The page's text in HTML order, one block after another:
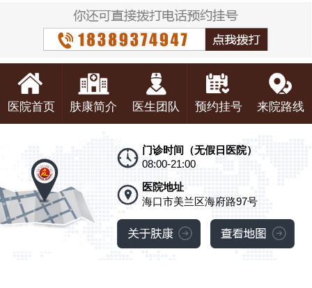
医院首页 肤康简介 医生团队 预约挂号 来院路线
门诊时间（无假日医院）
08:00-21:00
医院地址
海口市美兰区海府路97号